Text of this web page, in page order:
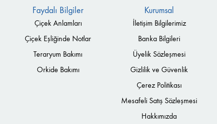
Faydalı Bilgiler
Çiçek Anlamları
Çiçek Eşliğinde Notlar
Teraryum Bakımı
Orkide Bakımı
Kurumsal
İletişim Bilgilerimiz
Banka Bilgileri
Üyelik Sözleşmesi
Gizlilik ve Güvenlik
Çerez Politikası
Mesafeli Satış Sözleşmesi
Hakkımızda